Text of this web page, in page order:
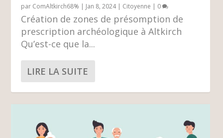
par ComAltkirch68% | Jan 8, 2024| Citoyenne | 0
Création de zones de présomption de
prescription archéologique à Altkirch
Qu’est-ce que la...
LIRE LA SUITE